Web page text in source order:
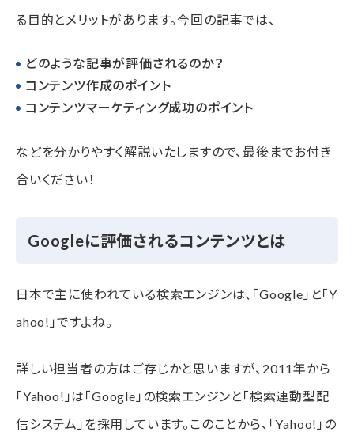
る目的とメリットがあります。今回の記事では、
どのような記事が評価されるのか？
コンテンツ作成のポイント
コンテンツマーケティング成功のポイント
などを分かりやすく解説いたしますので、最後までお付き
合いください！
Googleに評価されるコンテンツとは
日本で主に使われている検索エンジンは、「Google」と「Y
ahoo!」ですよね。
詳しい担当者の方はご存じかと思いますが、2011年から
「Yahoo!」は「Google」の検索エンジンと「検索連動型配
信システム」を採用しています。このことから、「Yahoo!」の